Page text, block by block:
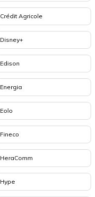
Crédit Agricole
Disney+
Edison
Energia
Eolo
Fineco
HeraComm
Hype